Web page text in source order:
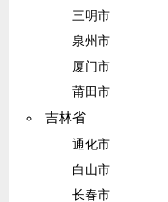
三明市
泉州市
厦门市
莆田市
吉林省
通化市
白山市
长春市